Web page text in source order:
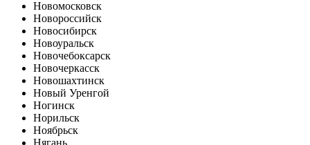
Новомосковск
Новороссийск
Новосибирск
Новоуральск
Новочебоксарск
Новочеркасск
Новошахтинск
Новый Уренгой
Ногинск
Норильск
Ноябрьск
Нягань